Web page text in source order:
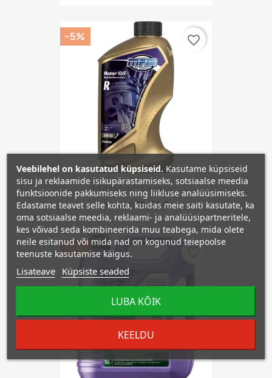
MPM Motor Oil High...
12,64 € 12,01 €
−5% favorite_border
−5%
Veebilehel on kasutatud küpsiseid. Kasutame küpsiseid
sisu ja reklaamide isikupärastamiseks, sotsiaalse meedia
funktsioonide pakkumiseks ning liikluse analüüsimiseks.
Edastame teavet selle kohta, kuidas meie saiti kasutate, ka
oma sotsiaalse meedia, reklaami- ja analüüsipartneritele,
kes võivad seda kombineerida muu teabega, mida olete
neile esitanud või mida nad on kogunud teiepoolse
teenuste kasutamise käigus.
Lisateave Küpsiste seaded
KEELDU
LUBA KÕIK